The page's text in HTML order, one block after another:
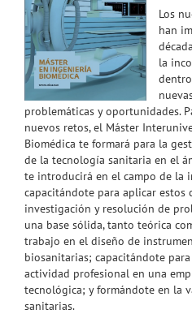
Los
han
la
problemáticas y oportunidades.
nuevos retos, el Máster
Biomédica te formará para la
de la tecnología sanitaria en el
te introducirá en el campo de la
capacitándote para aplicar estos
investigación y resolución de
una base sólida, tanto teórica
trabajo en el diseño de
biosanitarias; capacitándote
actividad profesional en una
tecnológica; y formándote en la
sanitarias.